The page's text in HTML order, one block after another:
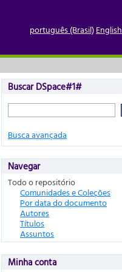
português (Brasil)English
Buscar DSpace#1#
Busca avançada
Navegar
Todo o repositório
Comunidades e Coleções
Por data do documento
Autores
Títulos
Assuntos
Minha conta